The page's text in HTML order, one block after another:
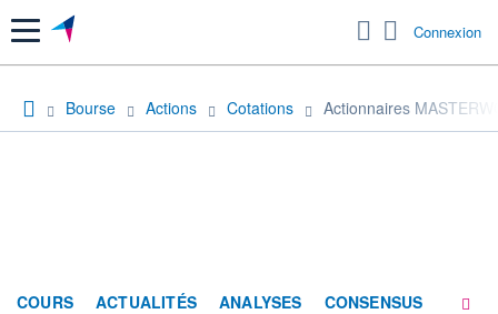
Menu Connexion
Bourse Actions Cotations Actionnaires
COURS ACTUALITÉS ANALYSES CONSENSUS